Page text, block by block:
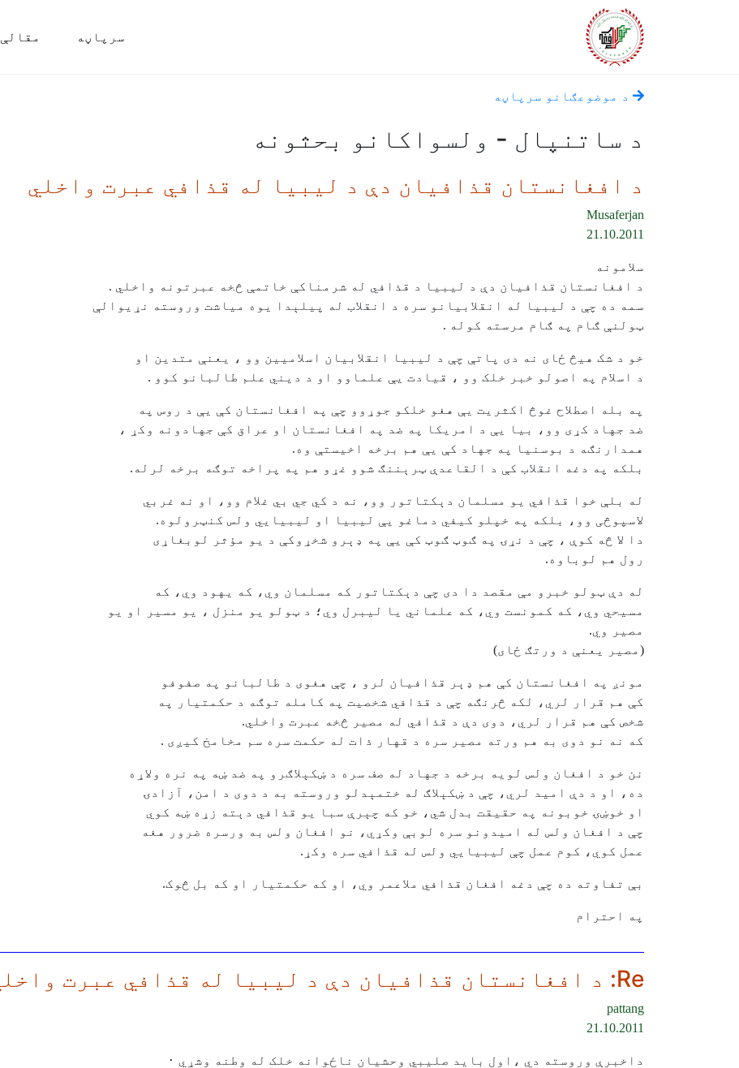
سرپاڼه مقالې
د موضوعګانو سرپاڼه
د ساتنپال - ولسواکانو بحثونه
د افغانستان قذافيان دې د ليبيا له قذافي عبرت واخلي
Musaferjan
21.10.2011
سلامونه
د افغانستان قذافيان دې د ليبيا د قذافي له شرمناکې خاتمې څخه عبرتونه واخلي .
سمه ده چې د ليبيا له انقلابيانو سره د انقلاب له پيلېدا يوه مياشت وروسته نړيوالې
ټولنې ګام په ګام مرسته کوله .
خو د شک هيڅ ځای نه دی پاتې چې د ليبيا انقلابيان اسلاميين وو ، يعنې متدين او
د اسلام په اصولو خبر خلک وو ، قيادت يې علماوو او د ديني علم طالبانو کوو .
په بله اصطلاح غوڅ اکثريت يې هغو خلکو جوړوو چې په افغانستان کې يې د روس په
ضد جهاد کړی وو، بيا يې د امريکا په ضد په افغانستان او عراق کې جهادونه وکړ ،
همدارنګه د بوسنيا په جهاد کې يې هم برخه اخيستې وه.
بلکه په دغه انقلاب کې د القاعدې ټرېننګ شوو غړو هم په پراخه توګه برخه لرله.
له بلې خوا قذافي يو مسلمان دېکتاتور وو، نه د کي جي بي غلام وو، او نه غربي
لاسپوڅی وو، بلکه په خپلو کيفي دماغو يې ليبيا او ليبيايي ولس کنټرولوه.
دا لا څه کوې ، چې د نړۍ په ګوټ ګوټ کې يې په ډېرو شخړوکې د يو مؤثر لوبغاړی
رول هم لوباوه.
له دې ټولو خبرو مې مقصد دا دی چې دېکتاتور که مسلمان وي، که یهود وي، که
مسيحي وي، که کمونست وي، که علماني يا ليبرل وي؛ د ټولو يو منزل ، يو مسير او يو
مصير وي.
(مصير يعنې د ورتګ ځای)
مونږ په افغانستان کې هم ډېر قذافيان لرو ، چې هغوی د طالبانو په صفوفو
کې هم قرار لري، لکه څرنګه چې د قذافي شخصيت په کامله توګه د حکمتيار په
شخص کې هم قرار لري، دوی دې د قذافي له مصير څخه عبرت واخلي.
که نه نو دوی به هم ورته مصير سره د قهار ذات له حکمت سره سم مخامخ کيږی .
نن خو د افغان ولس لويه برخه د جهاد له صف سره د ښکېلاګرو په ضد ښه په نره ولاړه
ده، او د دې اميد لري، چې د ښکېلاګ له ختمېدلو وروسته به د دوی د امن، آزادۍ
او خوښۍ خوبونه په حقيقت بدل شي، خو که چېرې سبا يو قذافي دېته زړه ښه کوي
چې د افغان ولس له اميدونو سره لوبې وکړي، نو افغان ولس به ورسره ضرور هغه
عمل کوي، کوم عمل چې ليبيايي ولس له قذافي سره وکړ.
بې تفاوته ده چې دغه افغان قذافي ملاعمر وي، او که حکمتيار او که بل څوک.
په احترام
Re: د افغانستان قذافيان دې د ليبيا له قذافي عبرت واخلي
pattang
21.10.2011
داخبرې وروسته دي ،اول بايد صليبي وحشيان ناځوانه خلک له وطنه وشړي ٠